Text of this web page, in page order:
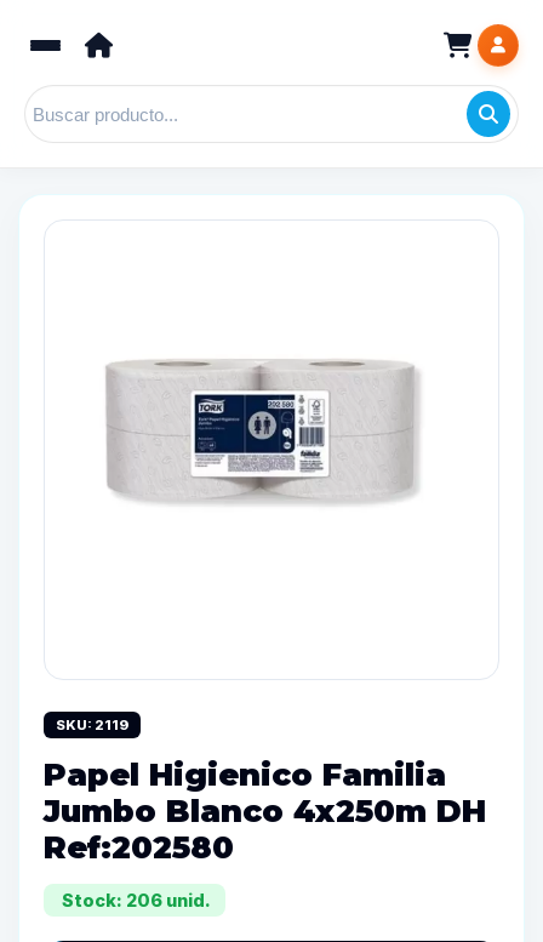
SKU: 2119
Papel Higienico Familia
Jumbo Blanco 4x250m DH
Ref:202580
Stock: 206 unid.